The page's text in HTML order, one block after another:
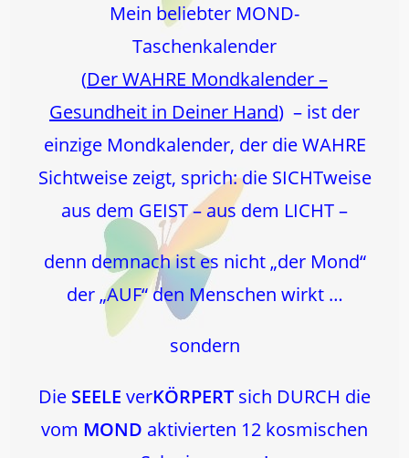
Mein beliebter MOND-
Taschenkalender
(Der WAHRE Mondkalender –
Gesundheit in Deiner Hand) – ist der
einzige Mondkalender, der die WAHRE
Sichtweise zeigt, sprich: die SICHTweise
aus dem GEIST – aus dem LICHT –
denn demnach ist es nicht „der Mond“
der „AUF“ den Menschen wirkt …
sondern
Die SEELE verKÖRPERT sich DURCH die
vom MOND aktivierten 12 kosmischen